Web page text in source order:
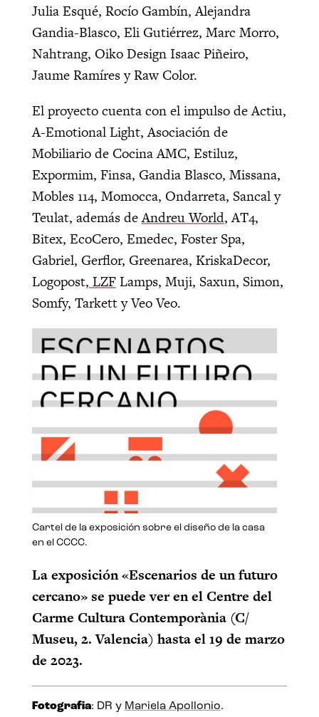
Julia Esqué, Rocío Gambín, Alejandra
Gandia-Blasco, Eli Gutiérrez, Marc Morro,
Nahtrang, Oiko Design Isaac Piñeiro,
Jaume Ramíres y Raw Color.
El proyecto cuenta con el impulso de Actiu,
A-Emotional Light, Asociación de
Mobiliario de Cocina AMC, Estiluz,
Expormim, Finsa, Gandia Blasco, Missana,
Mobles 114, Momocca, Ondarreta, Sancal y
Teulat, además deAndreu World, AT4,
Bitex, EcoCero, Emedec, Foster Spa,
Gabriel, Gerflor, Greenarea, KriskaDecor,
Logopost, LZFLamps, Muji, Saxun, Simon,
Somfy, Tarkett y Veo Veo.
Cartel de la exposición sobre el diseño de la casa
en el CCCC.
La exposición «Escenarios de un futuro
cercano» se puede ver en el Centre del
Carme Cultura Contemporània (C/
Museu, 2. Valencia) hasta el 19 de marzo
de 2023.
Fotografia: DR y Mariela Apollonio.